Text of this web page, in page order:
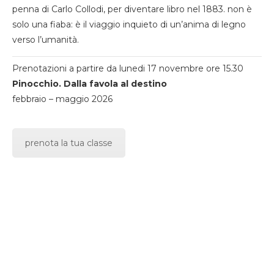
penna di Carlo Collodi, per diventare libro nel 1883. non è
solo una fiaba: è il viaggio inquieto di un’anima di legno
verso l’umanità.
Prenotazioni a partire da lunedi 17 novembre ore 15.30
Pinocchio. Dalla favola al destino
febbraio – maggio 2026
prenota la tua classe